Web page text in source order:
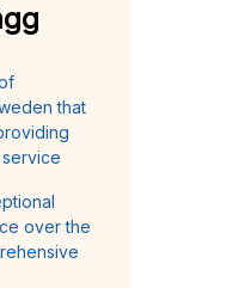
that
over the